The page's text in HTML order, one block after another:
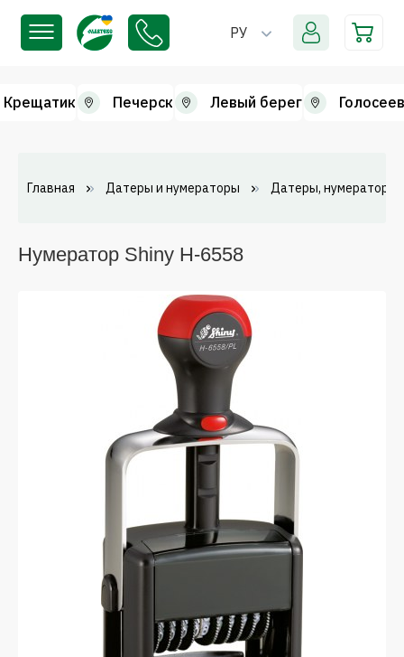
РУ
Крещатик Печерск Левый берег
Главная Датеры и нумераторы Датеры, нумераторы
Нумератор Shiny H-6558